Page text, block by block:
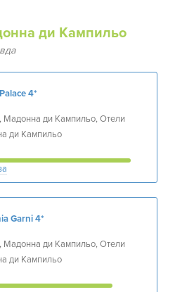
ди Кампильо
4*
Мадонна ди Кампильо, Отели
ди Кампильо
Garni4*
Мадонна ди Кампильо, Отели
ди Кампильо